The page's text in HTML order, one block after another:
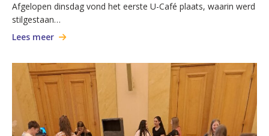
Afgelopen dinsdag vond het eerste U-Café plaats, waarin werd
stilgestaan…
Lees meer